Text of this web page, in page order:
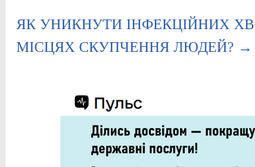
ЯК УНИКНУТИ ІНФЕКЦІЙНИХ
МІСЦЯХ СКУПЧЕННЯ ЛЮДЕЙ? →